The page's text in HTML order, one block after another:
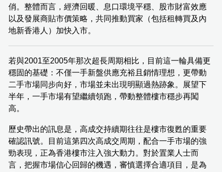
俏。整體而言，經濟回暖、息口環境平穩、股市財富效應
以及發展商貼市價策略，共同推動買家（包括租轉買及內
地新香港人）加快入市。
若與2001至2005年那次超長周期相比，目前這一輪具備更
穩固的基礎：不僅一手新盤供應充裕且銷情理想，更帶動
二手市場同步向好，市場並未出現明顯過熱跡象。展望下
半年，一手市場有望繼續領跑，帶動整體樓市穩步再闖
高。
歷史帶出的訊息是，高成交持續期往往是樓市復甦的重要
確認訊號。目前這第四次高成交周期，配合一手市場的強
勁表現，正為香港樓市注入強大動力。對於置業人士而
言，把握市場信心回歸的機遇，審慎選擇合適項目，是為